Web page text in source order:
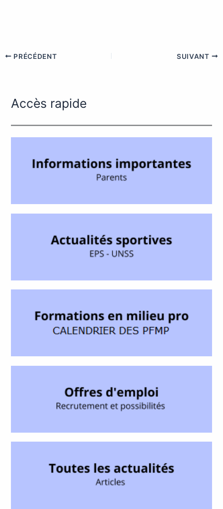
PRÉCÉDENT SUIVANT
Accès rapide